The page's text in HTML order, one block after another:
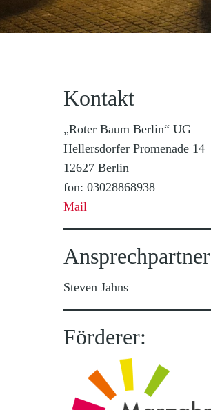
Kontakt
„Roter Baum Berlin“ UG
Hellersdorfer Promenade 14
12627 Berlin
fon: 03028868938
Mail
Ansprechpartner
Steven Jahns
Förderer: